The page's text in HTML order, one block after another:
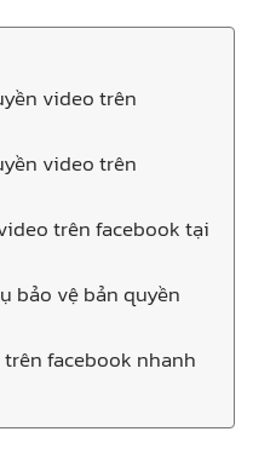
video trên
video trên
trên facebook tại
bảo vệ bản quyền
facebook nhanh